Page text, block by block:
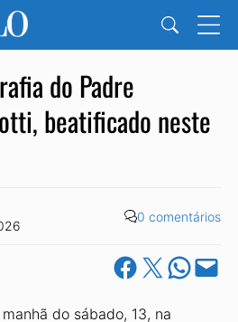
do Padre
beatificado neste
0 comentários
Share on Facebook
Share on X Share on
Email this
do sábado, 13, na